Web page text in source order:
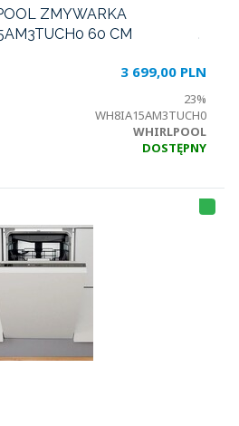
ZMYWARKA
60 CM
3 699,00 PLN
23%
WH8IA15AM3TUCH0
WHIRLPOOL
DOSTĘPNY
T
LI